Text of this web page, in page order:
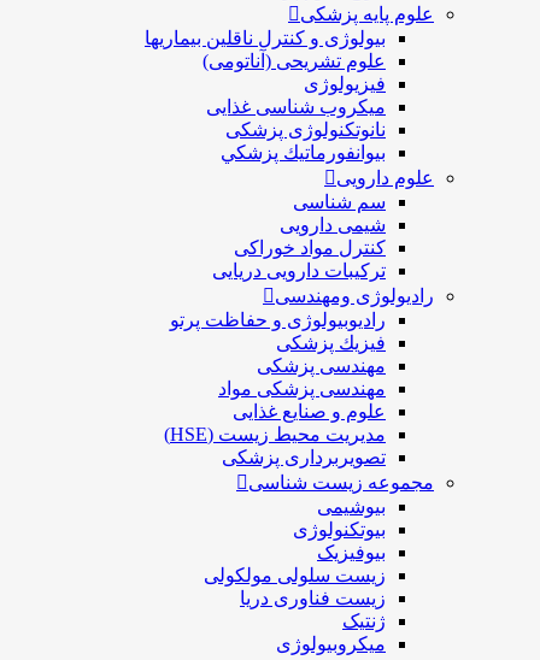
علوم پایه پزشکی
بیولوژی و کنترل ناقلین بیماریها
علوم تشریحی (آناتومی)
فیزیولوژی
ميكروب شناسی غذایی
نانوتکنولوژی پزشکی
بيوانفورماتيك پزشكي
علوم دارویی
سم شناسی
شیمی دارویی
کنترل مواد خوراکی
ترکیبات دارویی دریایی
رادیولوژی ومهندسی
رادیوبیولوژی و حفاظت پرتو
فيزيك پزشکی
مهندسی پزشکی
مهندسی پزشکی مواد
علوم و صنايع غذایی
مدیریت محیط زیست (HSE)
تصویربرداری پزشکی
مجموعه زیست شناسی
بیوشیمی
بیوتکنولوژی
بیوفیزیک
زیست سلولی مولکولی
زیست فناوری دریا
ژنتیک
میکروبیولوژی